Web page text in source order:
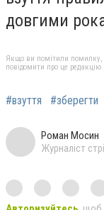
довгими
Якщо ви помітили помилку,
повідомити про це редакцію
#взуття #зберегти
Роман Мосин
Журналіст